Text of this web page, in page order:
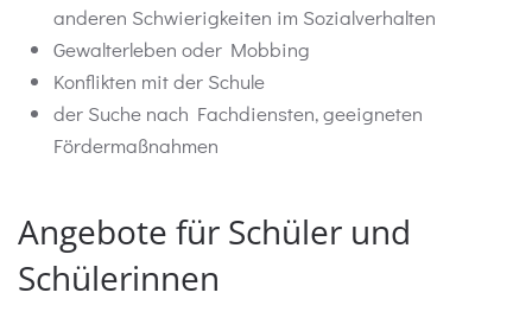
anderen Schwierigkeiten im Sozialverhalten
Gewalterleben oder Mobbing
Konflikten mit der Schule
der Suche nach Fachdiensten, geeigneten
Fördermaßnahmen
Angebote für Schüler und
Schülerinnen